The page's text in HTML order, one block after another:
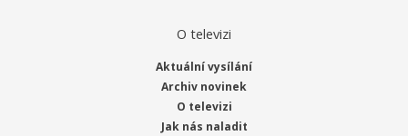
O televizi
Aktuální vysílání
Archiv novinek
O televizi
Jak nás naladit